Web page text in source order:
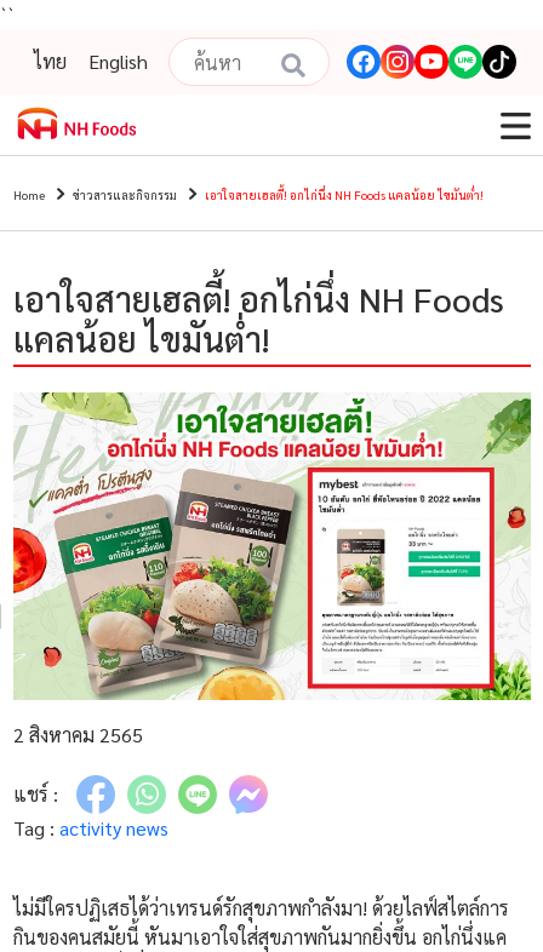
``
ไทย
English
Home ข่าวสารและกิจกรรม เอาใจสายเฮลตี้! อกไก่นึ่ง NH Foods แคลน้อย ไขมันต่ำ!
เอาใจสายเฮลตี้! อกไก่นึ่ง NH Foods
แคลน้อย ไขมันต่ำ!
2 สิงหาคม 2565
แชร์ :
Tag : activity news
ไม่มีใครปฏิเสธได้ว่าเทรนด์รักสุขภาพกำลังมา! ด้วยไลฟ์สไตล์การ
กินของคนสมัยนี้ หันมาเอาใจใส่สุขภาพกันมากยิ่งขึ้น อกไก่นึ่งแค